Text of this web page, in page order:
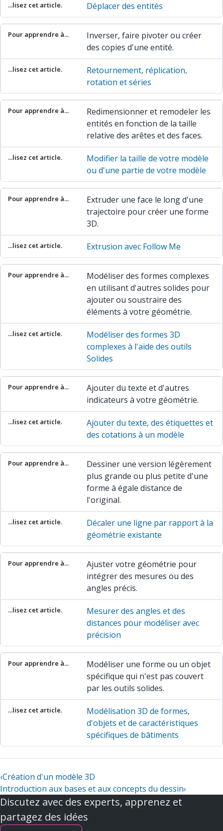
Déplacer des entités
Inverser, faire pivoter ou créer
des copies d'une entité.
Retournement, réplication,
rotation et séries
Redimensionner et remodeler les
entités en fonction de la taille
relative des arêtes et des faces.
Modifier la taille de votre modèle
ou d'une partie de votre modèle
Extruder une face le long d'une
trajectoire pour créer une forme
3D.
Extrusion avec Follow Me
Modéliser des formes complexes
en utilisant d'autres solides pour
ajouter ou soustraire des
éléments à votre géométrie.
Modéliser des formes 3D
complexes à l'aide des outils
Solides
Ajouter du texte et d'autres
indicateurs à votre géométrie.
Ajouter du texte, des étiquettes et
des cotations à un modèle
Dessiner une version légèrement
plus grande ou plus petite d'une
forme à égale distance de
l'original.
Décaler une ligne par rapport à la
géométrie existante
Ajuster votre géométrie pour
intégrer des mesures ou des
angles précis.
Mesurer des angles et des
distances pour modéliser avec
précision
Modéliser une forme ou un objet
spécifique qui n'est pas couvert
par les outils solides.
Modélisation 3D de formes,
d'objets et de caractéristiques
spécifiques de bâtiments
‹Création d'un modèle 3D
Introduction aux bases et aux concepts du dessin›
Discutez avec des experts, apprenez et
partagez des idées